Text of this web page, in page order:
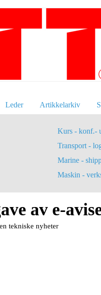
Leder Artikkelarkiv
Kurs - konf.-
Transport -
Marine -
Maskin -
av e-
tekniske nyheter